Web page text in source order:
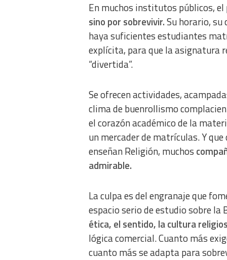
En muchos institutos públicos,
sino por sobrevivir.Su horario, su
haya suficientes estudiantes
explícita, para que la asignatura
“divertida”.
Se ofrecen actividades,
clima de buenrollismo
el corazón académico de la
un mercader de matrículas. Y
enseñan Religión, muchos
admirable.
La culpa es del engranaje que
espacio serio de estudio sobre
ética, el sentido, la cultura
lógica comercial. Cuanto más
cuanto más se adapta para